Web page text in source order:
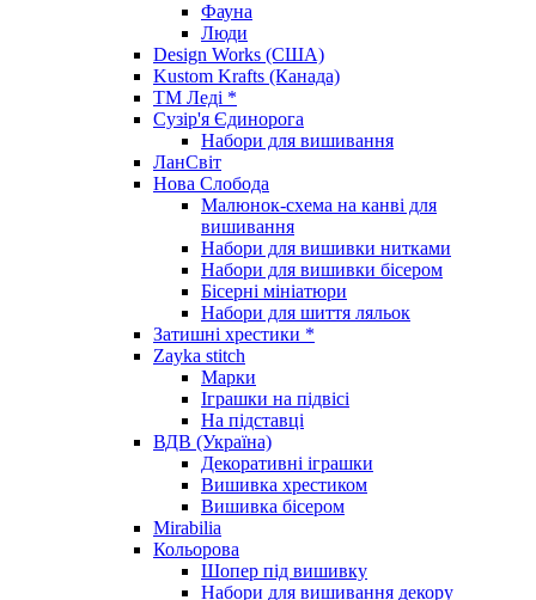
Фауна
Люди
Design Works (США)
Kustom Krafts (Канада)
ТМ Леді *
Сузір'я Єдинорога
Набори для вишивання
ЛанСвіт
Нова Слобода
Малюнок-схема на канві для
вишивання
Набори для вишивки нитками
Набори для вишивки бісером
Бісерні мініатюри
Набори для шиття ляльок
Затишні хрестики *
Zayka stitch
Марки
Іграшки на підвісі
На підставці
ВДВ (Україна)
Декоративні іграшки
Вишивка хрестиком
Вишивка бісером
Mirabilia
Кольорова
Шопер під вишивку
Набори для вишивання декору